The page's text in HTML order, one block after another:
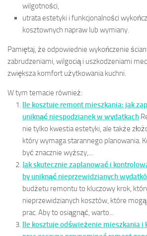
wilgotności,
utrata estetyki i funkcjonalności
kosztownych napraw lub wymiany.
Pamiętaj, że odpowiednie wykończenie
zabrudzeniami, wilgocią i uszkodzeniami
zwiększa komfort użytkowania kuchni.
W tym temacie również:
Ile kosztuje remont mieszkania: jak
uniknąć niespodzianek w wydatkach
nie tylko kwestia estetyki, ale także
który wymaga starannego planowania.
być znacznie wyższy,...
Jak skutecznie zaplanować i
by uniknąć nieprzewidzianych
budżetu remontu to kluczowy krok,
nieprzewidzianych kosztów, które
prac. Aby to osiągnąć, warto...
Ile kosztuje odświeżenie mieszkania i